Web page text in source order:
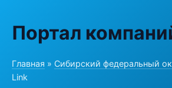
Портал
Главная » Сибирский федеральный
Link